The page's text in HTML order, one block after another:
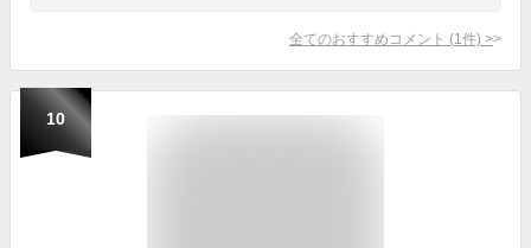
全てのおすすめコメント (1 件) >
10